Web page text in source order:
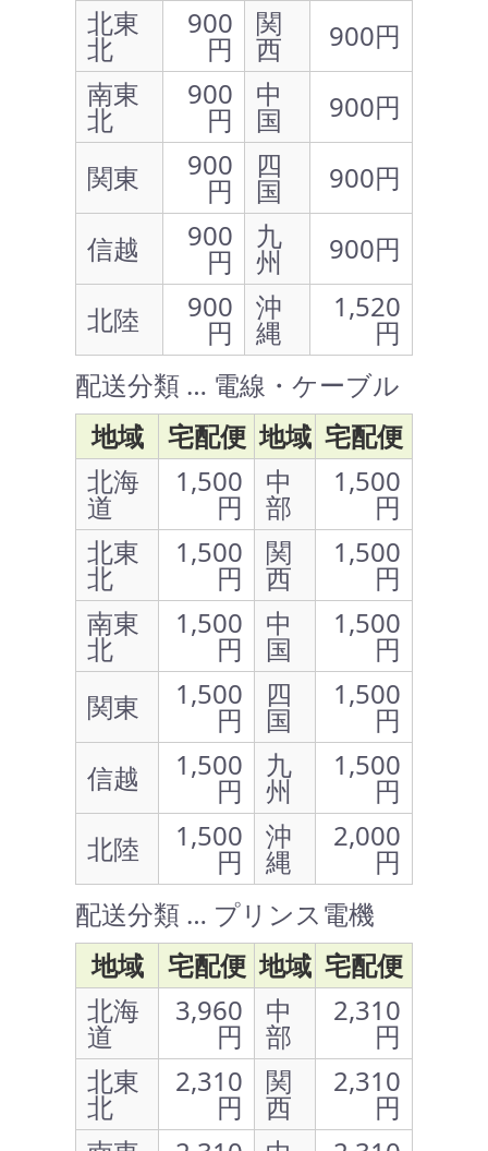
北東
北
900
円
関
西
900円
南東
北
900
円
中
国
900円
関東
900
円
四
国
900円
信越
900
円
九
州
900円
北陸
900
円
沖
縄
1,520
円
配送分類 … 電線・ケーブル
地域
宅配便 地域 宅配便
北海
道
1,500
円
中
部
1,500
円
北東
北
1,500
円
関
西
1,500
円
南東
北
1,500
円
中
国
1,500
円
関東
1,500
円
四
国
1,500
円
信越
1,500
円
九
州
1,500
円
北陸
1,500
円
沖
縄
2,000
円
配送分類 … プリンス電機
地域
宅配便 地域 宅配便
北海
道
3,960
円
中
部
2,310
円
北東
北
2,310
円
関
西
2,310
円